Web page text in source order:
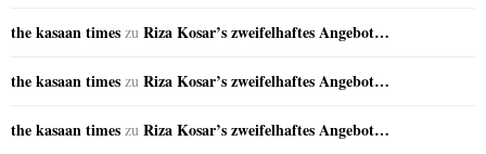
the kasaan times zu Riza Kosar’s zweifelhaftes Angebot…
the kasaan times zu Riza Kosar’s zweifelhaftes Angebot…
the kasaan times zu Riza Kosar’s zweifelhaftes Angebot…